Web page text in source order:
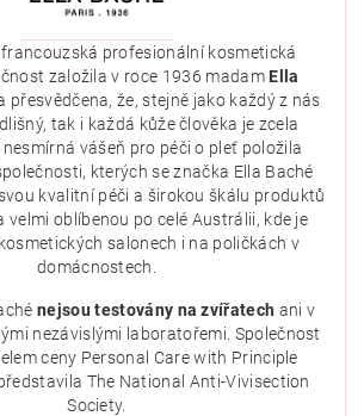
souhlasíte sezásadami ochrany
francouzská profesionální kosmetická
založila v roce 1936 madam Ella
přesvědčena, že, stejně jako každý z nás
tak i každá kůže člověka je zcela
nesmírná vášeň pro péči o pleť položila
kterých se značka Ella Baché
kvalitní péči a širokou škálu produktů
velmi oblíbenou po celé Austrálii, kde je
salonech i na poličkách v
domácnostech.
nejsou testovány na zvířatech ani v
nezávislými laboratořemi. Společnost
ceny Personal Care with Principle
The National Anti-Vivisection
Society.